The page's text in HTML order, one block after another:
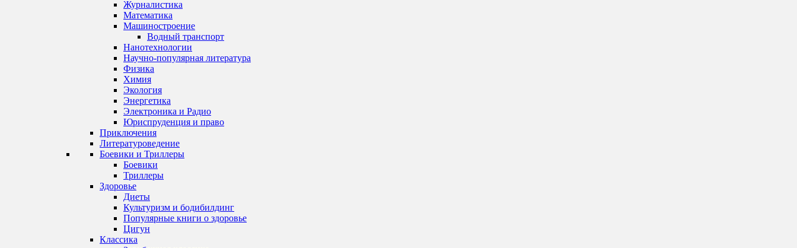
Журналистика
Математика
Машиностроение
Водный транспорт
Нанотехнологии
Научно-популярная литература
Физика
Химия
Экология
Энергетика
Электроника и Радио
Юриспруденция и право
Приключения
Литературоведение
Боевики и Триллеры
Боевики
Триллеры
Здоровье
Диеты
Культуризм и бодибилдинг
Популярные книги о здоровье
Цигун
Классика